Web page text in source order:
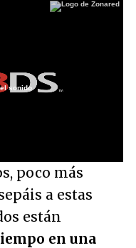
sonido
poco más
a estas
están
en una